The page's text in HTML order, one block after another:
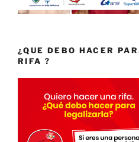
¿QUE DEBO HACER
RIFA ?